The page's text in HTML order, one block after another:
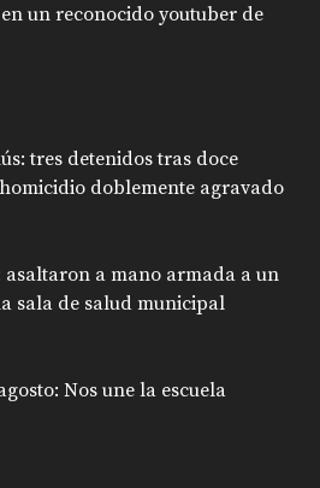
un reconocido youtuber de
tres detenidos tras doce
doblemente agravado
a mano armada a un
sala de salud municipal
Nos une la escuela